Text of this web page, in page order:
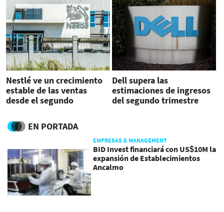
Nestlé ve un crecimiento
estable de las ventas
desde el segundo
Dell supera las
estimaciones de ingresos
del segundo trimestre
EN PORTADA
EMPRESAS & MANAGEMENT
BID Invest financiará con US$10M la
expansión de Establecimientos
Ancalmo